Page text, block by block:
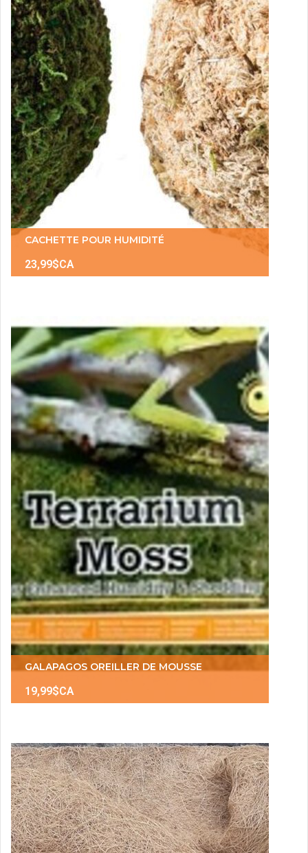
CACHETTE POUR HUMIDITÉ
23,99$CA
GALAPAGOS OREILLER DE MOUSSE
19,99$CA